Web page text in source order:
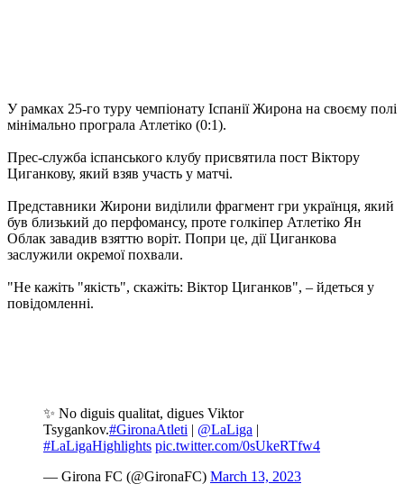
У рамках 25-го туру чемпіонату Іспанії Жирона на своєму полі
мінімально програла Атлетіко (0:1).
Прес-служба іспанського клубу присвятила пост Віктору
Циганкову, який взяв участь у матчі.
Представники Жирони виділили фрагмент гри українця, який
був близький до перфомансу, проте голкіпер Атлетіко Ян
Облак завадив взяттю воріт. Попри це, дії Циганкова
заслужили окремої похвали.
"Не кажіть "якість", скажіть: Віктор Циганков", – йдеться у
повідомленні.
✨ No diguis qualitat, digues Viktor
Tsygankov.#GironaAtleti | @LaLiga |
#LaLigaHighlights pic.twitter.com/0sUkeRTfw4
— Girona FC (@GironaFC) March 13, 2023